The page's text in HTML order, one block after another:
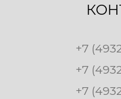
+7
+7
+7